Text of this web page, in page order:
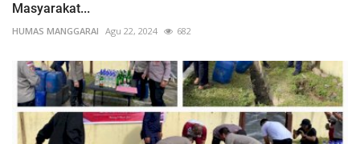
Masyarakat...
HUMAS MANGGARAI Agu 22, 2024 682